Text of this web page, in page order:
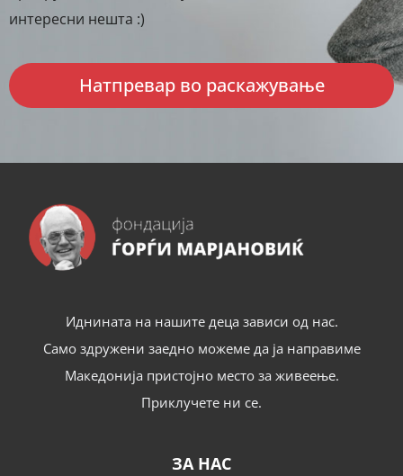
интересни нешта :)
Натпревар во раскажување
Иднината на нашите деца зависи од нас.
Само здружени заедно можеме да ја направиме
Македонија пристојно место за живеење.
Приклучете ни се.
ЗА НАС